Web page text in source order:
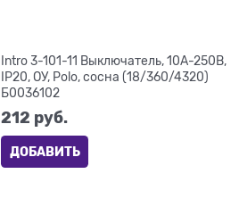
Intro 3-101-11 Выключатель, 10А-250В,
IP20, ОУ, Polo, сосна (18/360/4320)
Б0036102
212 руб.
ДОБАВИТЬ